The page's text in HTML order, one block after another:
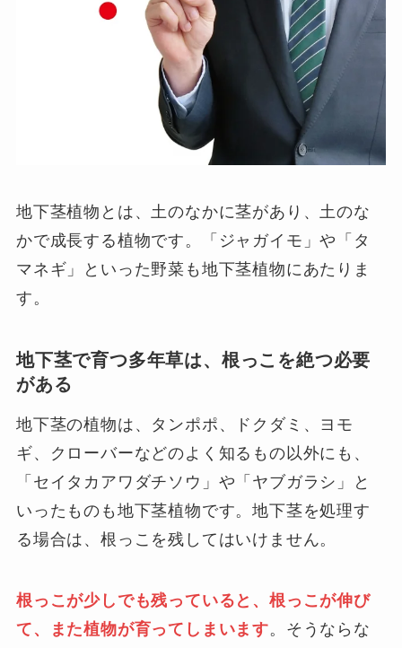
地下茎植物とは、土のなかに茎があり、土のな
かで成長する植物です。「ジャガイモ」や「タ
マネギ」といった野菜も地下茎植物にあたりま
す。
地下茎で育つ多年草は、根っこを絶つ必要
がある
地下茎の植物は、タンポポ、ドクダミ、ヨモ
ギ、クローバーなどのよく知るもの以外にも、
「セイタカアワダチソウ」や「ヤブガラシ」と
いったものも地下茎植物です。地下茎を処理す
る場合は、根っこを残してはいけません。
根っこが少しでも残っていると、根っこが伸び
て、また植物が育ってしまいます。そうならな